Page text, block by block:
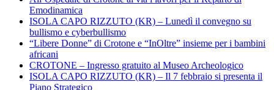
Emodinamica
ISOLA CAPO RIZZUTO (KR) – Lunedì il convegno su
bullismo e cyberbullismo
“Libere Donne” di Crotone e “InOltre” insieme per i bambini
africani
CROTONE – Ingresso gratuito al Museo Archeologico
ISOLA CAPO RIZZUTO (KR) – Il 7 febbraio si presenta il
Piano Strategico